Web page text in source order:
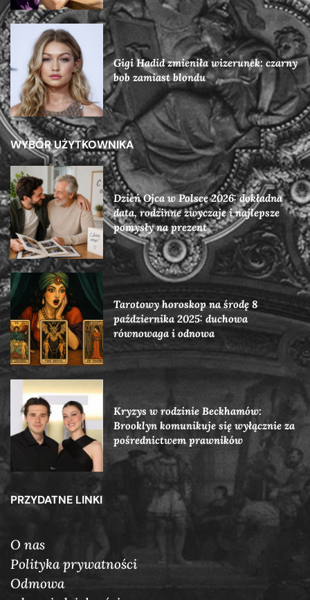
Gigi Hadid zmieniła wizerunek: czarny
bob zamiast blondu
WYBÓR UŻYTKOWNIKA
Dzień Ojca w Polsce 2026: dokładna
data, rodzinne zwyczaje i najlepsze
pomysły na prezent
Tarotowy horoskop na środę 8
października 2025: duchowa
równowaga i odnowa
Kryzys w rodzinie Beckhamów:
Brooklyn komunikuje się wyłącznie za
pośrednictwem prawników
PRZYDATNE LINKI
O nas
Polityka prywatności
Odmowa